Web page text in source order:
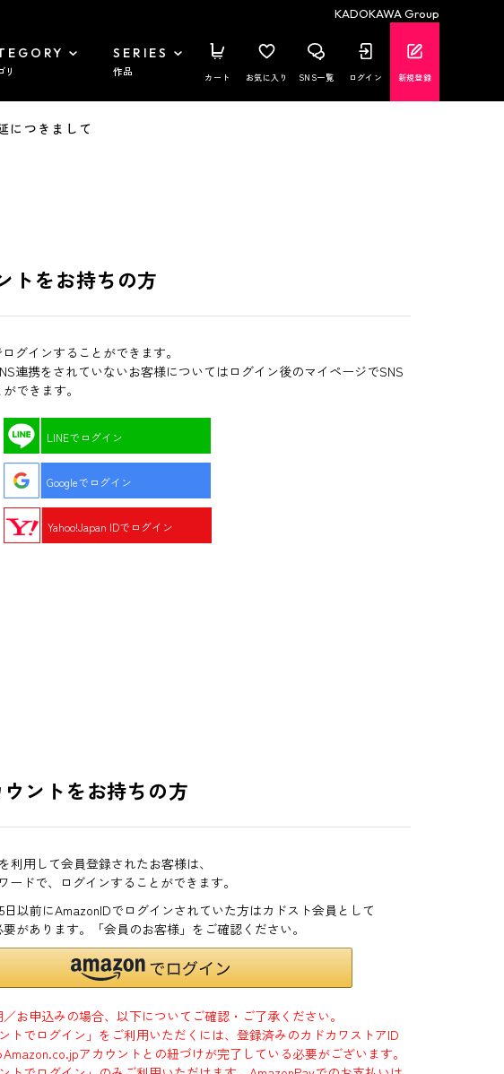
KADOKAWA Group
リ
SERIES
作品 カート お気に入り SNS一覧 ログイン 新規登録
つきまして
トをお持ちの方
グインすることができます。
連携をされていないお客様についてはログイン後のマイページでSNS
できます。
LINEでログイン
Googleでログイン
Yahoo!Japan IDでログイン
ントをお持ちの方
利用して会員登録されたお客様は、
ードで、ログインすることができます。
5日以前にAmazonIDでログインされていた方はカドスト会員として
があります。「会員のお客様」をご確認ください。
お申込みの場合、以下についてご確認・ご了承ください。
トでログイン」をご利用いただくには、登録済みのカドカワストアID
アカウントとの紐づけが完了している必要がございます。